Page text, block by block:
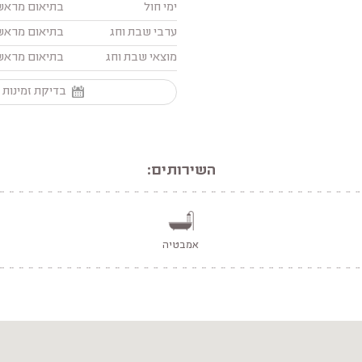
ימי חול
בתיאום
ערבי שבת וחג
בתיאום
מוצאי שבת וחג
בתיאום
בדיקת
השירותים:
אמבטיה